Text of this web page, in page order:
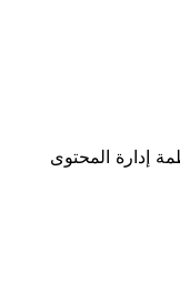
إدارة المحتوى